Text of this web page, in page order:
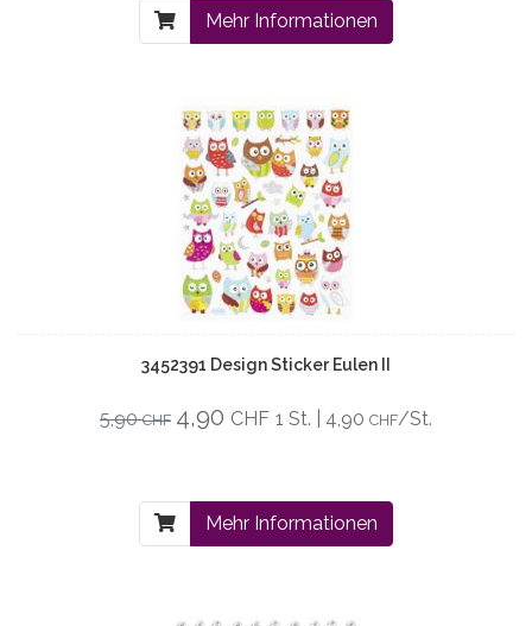
Mehr Informationen
3452391 Design Sticker Eulen II
5,90CHF 4,90 CHF 1 St. | 4,90 CHF/St.
Mehr Informationen